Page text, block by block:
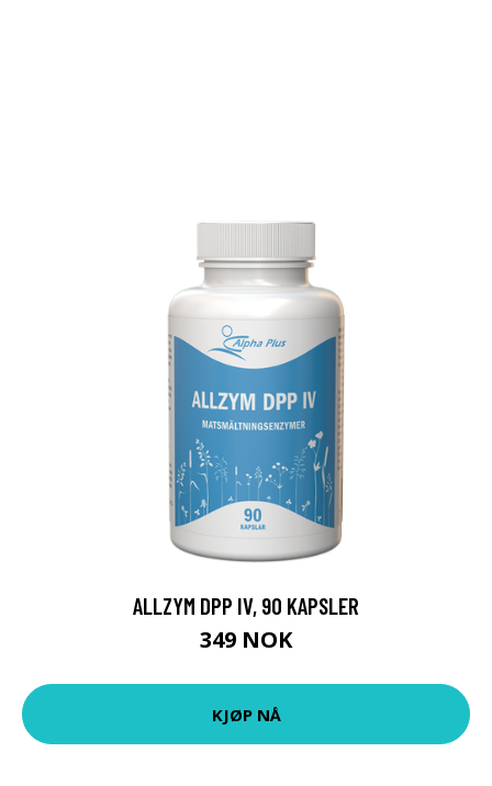
ALLZYM DPP IV, 90 KAPSLER
349 NOK
KJØP NÅ